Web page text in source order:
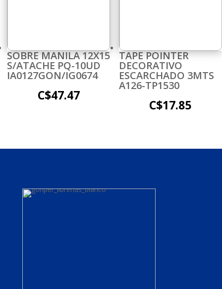
SOBRE MANILA 12X15
S/ATACHE PQ-10UD
IA0127GON/IG0674
C$47.47
TAPE POINTER
DECORATIVO
ESCARCHADO 3MTS
A126-TP1530
C$17.85